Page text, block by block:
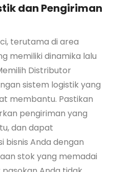
dan Pengiriman
terutama di area
memiliki dinamika lalu
Distributor
sistem logistik yang
membantu. Pastikan
pengiriman yang
dan dapat
bisnis Anda dengan
stok yang memadai